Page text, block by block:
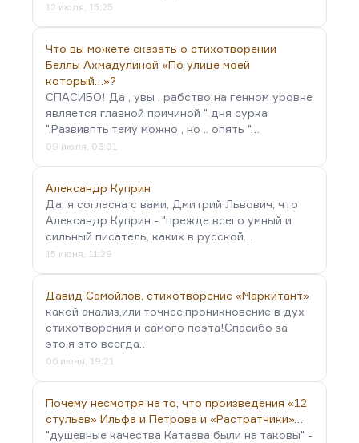
12 июля, 15:25
Что вы можете сказать о стихотворении
Беллы Ахмадулиной «По улице моей
который…»?
СПАСИБО! Да , увы . рабство на генном уровне
является главной причиной " дня сурка
".Развивпть тему можно , но .. опять "…
09 июля, 03:01
Александр Куприн
Да, я согласна с вами, Дмитрий Львович, что
Александр Куприн - "прежде всего умный и
сильный писатель, каких в русской…
15 июня, 11:29
Давид Самойлов, стихотворение «Маркитант»
какой анализ,или точнее,проникновение в дух
стихотворения и самого поэта!Спасибо за
это,я это всегда…
06 июня, 19:21
Почему несмотря на то, что произведения «12
стульев» Ильфа и Петрова и «Растратчики»…
"душевные качества Катаева были на таковы" -